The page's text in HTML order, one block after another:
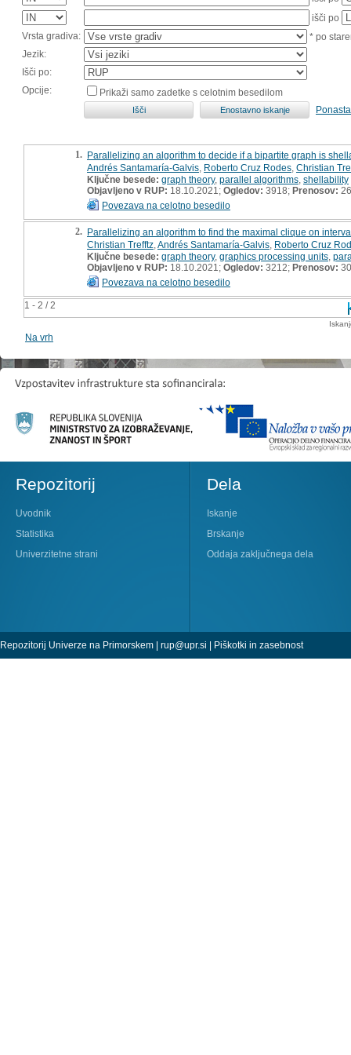
išči po
Vrsta gradiva:
* po
Jezik:
Išči po:
Opcije:
Prikaži samo zadetke s celotnim besedilom
1 - 2 / 2
1. Parallelizing an algorithm to decide if a bipartite graph is
Andrés Santamaría-Galvis Roberto Cruz Rodes Christian
Ključne besede: graph theory, parallel algorithms shellability
Objavljeno v RUP: 18.10.2021; Ogledov: 3918; Prenosov: 26
Povezava na celotno besedilo
2. Parallelizing an algorithm to find the maximal clique on
Christian Trefftz Andrés Santamaría-Galvis Roberto Cruz
Ključne besede: graph theory, graphics processing units
Objavljeno v RUP: 18.10.2021; Ogledov: 3212; Prenosov: 30
Povezava na celotno besedilo
Na vrh
Repozitorij
Uvodnik
Statistika
Univerzitetne strani
Dela
Iskanje
Brskanje
Oddaja zaključnega dela
Repozitorij Univerze na Primorskem | rup@upr.si | Piškotki in zasebnost